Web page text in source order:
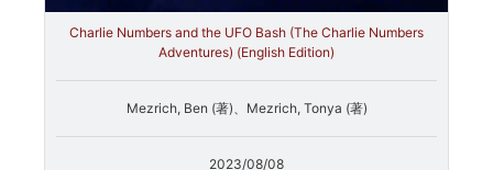
Charlie Numbers and the UFO Bash (The Charlie Numbers
Adventures) (English Edition)
Mezrich, Ben (著)、Mezrich, Tonya (著)
2023/08/08